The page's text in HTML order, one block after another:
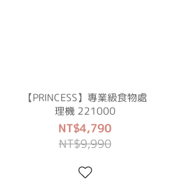
【PRINCESS】專業級食物處
理機 221000
NT$4,790
NT$9,990